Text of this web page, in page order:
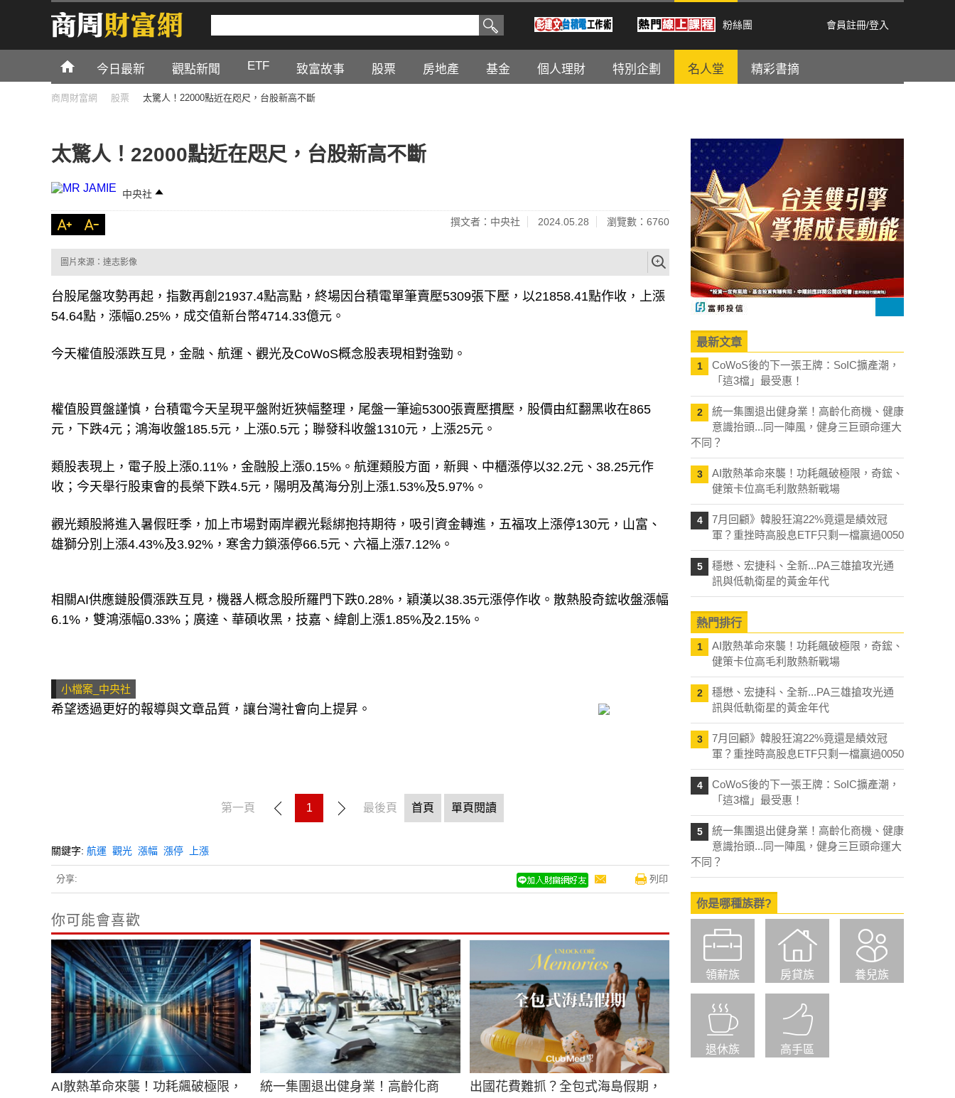
粉絲團 會員註冊/登入
今日最新 觀點新聞 ETF 致富故事 股票 房地產 基金 個人理財 特別企劃 名人堂 精彩書摘
商周財富網 股票 太驚人！22000點近在咫尺，台股新高不斷
太驚人！22000點近在咫尺，台股新高不斷
中央社
撰文者：中央社 2024.05.28 瀏覽數：6760
圖片來源：達志影像
台股尾盤攻勢再起，指數再創21937.4點高點，終場因台積電單筆賣壓5309張下壓，以21858.41點作收，上漲
54.64點，漲幅0.25%，成交值新台幣4714.33億元。
今天權值股漲跌互見，金融、航運、觀光及CoWoS概念股表現相對強勁。
權值股買盤謹慎，台積電今天呈現平盤附近狹幅整理，尾盤一筆逾5300張賣壓摜壓，股價由紅翻黑收在865
元，下跌4元；鴻海收盤185.5元，上漲0.5元；聯發科收盤1310元，上漲25元。
類股表現上，電子股上漲0.11%，金融股上漲0.15%。航運類股方面，新興、中櫃漲停以32.2元、38.25元作
收；今天舉行股東會的長榮下跌4.5元，陽明及萬海分別上漲1.53%及5.97%。
觀光類股將進入暑假旺季，加上市場對兩岸觀光鬆綁抱持期待，吸引資金轉進，五福攻上漲停130元，山富、
雄獅分別上漲4.43%及3.92%，寒舍力鎖漲停66.5元、六福上漲7.12%。
相關AI供應鏈股價漲跌互見，機器人概念股所羅門下跌0.28%，穎漢以38.35元漲停作收。散熱股奇鋐收盤漲幅
6.1%，雙鴻漲幅0.33%；廣達、華碩收黑，技嘉、緯創上漲1.85%及2.15%。
小檔案_中央社
希望透過更好的報導與文章品質，讓台灣社會向上提昇。
第一頁 1 最後頁 首頁 單頁閱讀
關鍵字: 航運 觀光 漲幅 漲停 上漲
分享: 列印
你可能會喜歡
AI散熱革命來襲！功耗飆破極限，
統一集團退出健身業！高齡化商
出國花費難抓？全包式海島假期，
最新文章
1
CoWoS後的下一張王牌：SoIC擴產潮，
「這3檔」最受惠！
2
統一集團退出健身業！高齡化商機、健康
意識抬頭...同一陣風，健身三巨頭命運大
不同？
3
AI散熱革命來襲！功耗飆破極限，奇鋐、
健策卡位高毛利散熱新戰場
4
7月回顧》韓股狂瀉22%竟還是績效冠
軍？重挫時高股息ETF只剩一檔贏過0050
5
穩懋、宏捷科、全新...PA三雄搶攻光通
訊與低軌衛星的黃金年代
熱門排行
1
AI散熱革命來襲！功耗飆破極限，奇鋐、
健策卡位高毛利散熱新戰場
2
穩懋、宏捷科、全新...PA三雄搶攻光通
訊與低軌衛星的黃金年代
3
7月回顧》韓股狂瀉22%竟還是績效冠
軍？重挫時高股息ETF只剩一檔贏過0050
4
CoWoS後的下一張王牌：SoIC擴產潮，
「這3檔」最受惠！
5
統一集團退出健身業！高齡化商機、健康
意識抬頭...同一陣風，健身三巨頭命運大
不同？
你是哪種族群?
領薪族 房貸族 養兒族
退休族 高手區